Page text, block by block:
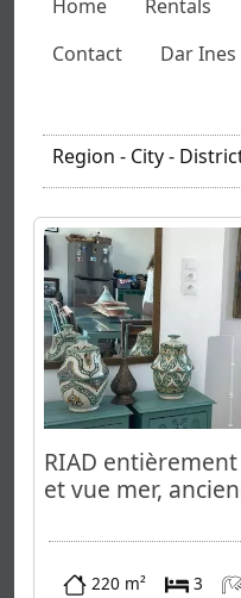
Home
Rentals
Contact
Dar Ines
Region - City -
RIAD
et vue mer,
220 m² 3